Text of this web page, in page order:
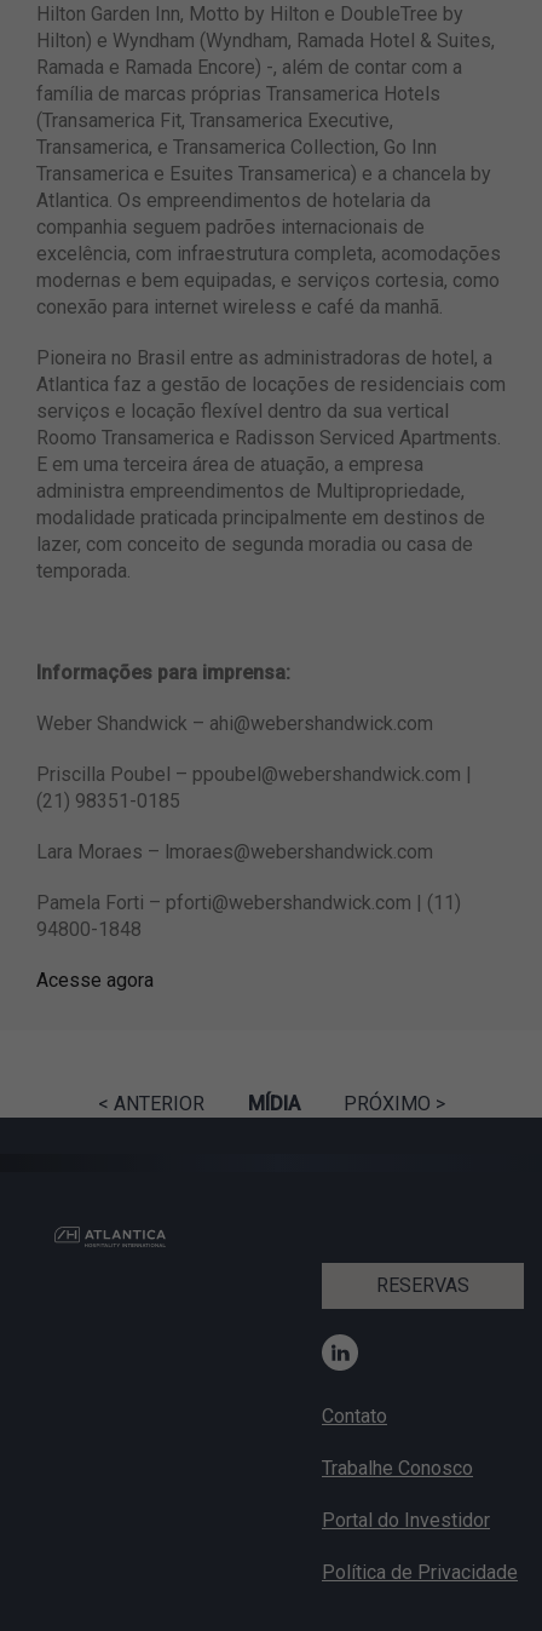
Hilton Garden Inn, Motto by Hilton e DoubleTree by
Hilton) e Wyndham (Wyndham, Ramada Hotel & Suites,
Ramada e Ramada Encore) -, além de contar com a
família de marcas próprias Transamerica Hotels
(Transamerica Fit, Transamerica Executive,
Transamerica, e Transamerica Collection, Go Inn
Transamerica e Esuites Transamerica) e a chancela by
Atlantica. Os empreendimentos de hotelaria da
companhia seguem padrões internacionais de
excelência, com infraestrutura completa, acomodações
modernas e bem equipadas, e serviços cortesia, como
conexão para internet wireless e café da manhã.
Pioneira no Brasil entre as administradoras de hotel, a
Atlantica faz a gestão de locações de residenciais com
serviços e locação flexível dentro da sua vertical
Roomo Transamerica e Radisson Serviced Apartments.
E em uma terceira área de atuação, a empresa
administra empreendimentos de Multipropriedade,
modalidade praticada principalmente em destinos de
lazer, com conceito de segunda moradia ou casa de
temporada.
Informações para imprensa:
Weber Shandwick – ahi@webershandwick.com
Priscilla Poubel – ppoubel@webershandwick.com |
(21) 98351-0185
Lara Moraes – lmoraes@webershandwick.com
Pamela Forti – pforti@webershandwick.com | (11)
94800-1848
Acesse agora
< ANTERIOR MÍDIA PRÓXIMO >
RESERVAS
Contato
Trabalhe Conosco
Portal do Investidor
Política de Privacidade